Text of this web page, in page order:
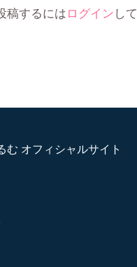
稿するにはログインし
む オフィシャルサイト